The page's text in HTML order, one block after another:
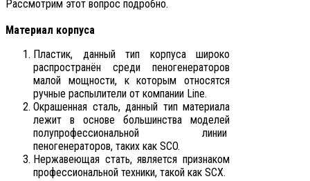
Рассмотрим этот вопрос подробно.
Материал корпуса
Пластик, данный тип корпуса широко
распространён среди пеногенераторов
малой мощности, к которым относятся
ручные распылители от компании Line.
Окрашенная сталь, данный тип материала
лежит в основе большинства моделей
полупрофессиональной линии
пеногенераторов, таких как SCO.
Нержавеющая стать, является признаком
профессиональной техники, такой как SCX.